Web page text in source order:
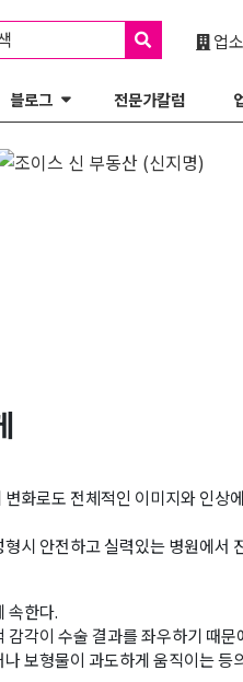
업
블로그 전문가칼럼
화로도 전체적인 이미지와 인상
시 안전하고 실력있는 병원에서
속한다.
각이 수술 결과를 좌우하기 때문
보형물이 과도하게 움직이는 등